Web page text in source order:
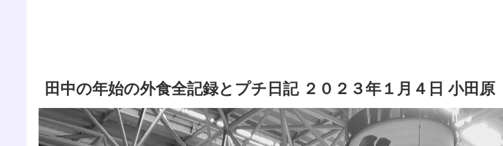
田中の年始の外食全記録とプチ日記 ２０２３年１月４日 小田原